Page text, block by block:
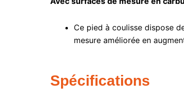
Ce pied à coulisse dispose
mesure améliorée en
Spécifications